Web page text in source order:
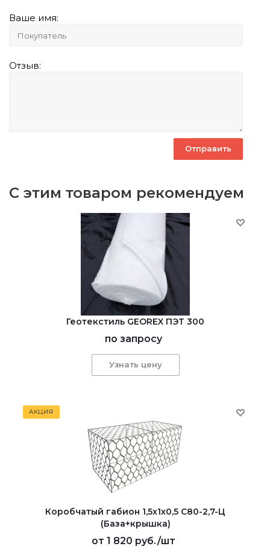
Ваше имя:
Отзыв:
С этим товаром рекомендуем
Геотекстиль GEОREX ПЭТ 300
по запросу
Узнать цену
АКЦИЯ
Коробчатый габион 1,5x1x0,5 С80-2,7-Ц
(База+крышка)
от 1 820 руб./шт